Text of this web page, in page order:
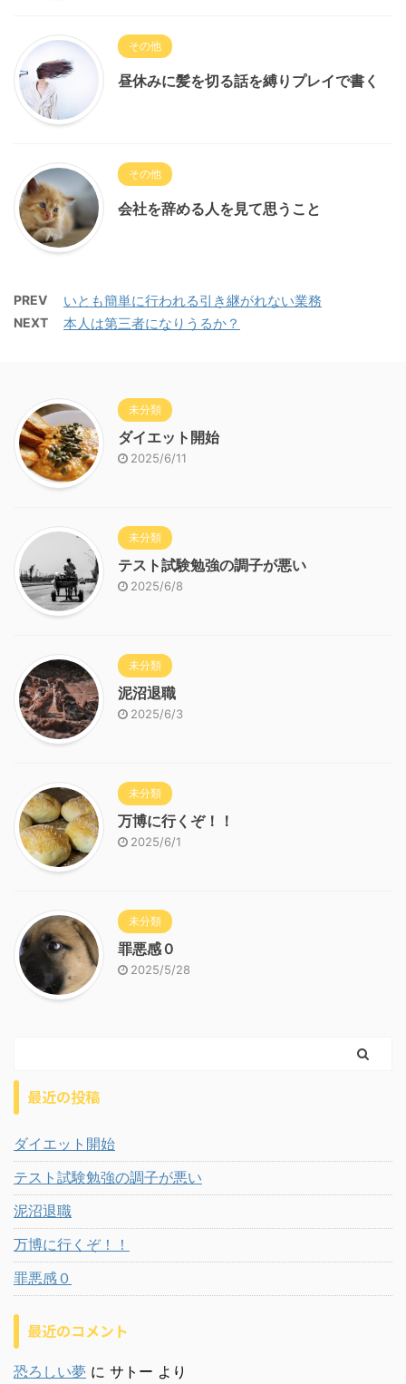
その他
昼休みに髪を切る話を縛りプレイで書く
その他
会社を辞める人を見て思うこと
PREV いとも簡単に行われる引き継がれない業務
NEXT 本人は第三者になりうるか？
未分類
ダイエット開始
2025/6/11
未分類
テスト試験勉強の調子が悪い
2025/6/8
未分類
泥沼退職
2025/6/3
未分類
万博に行くぞ！！
2025/6/1
未分類
罪悪感０
2025/5/28
最近の投稿
ダイエット開始
テスト試験勉強の調子が悪い
泥沼退職
万博に行くぞ！！
罪悪感０
最近のコメント
恐ろしい夢 に サトー より